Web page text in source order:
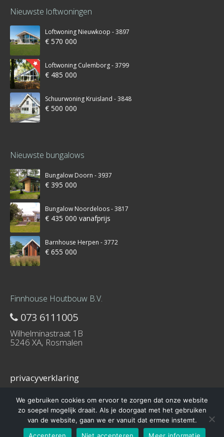
Nieuwste loftwoningen
Loftwoning Nieuwkoop - 3897
€ 570 000
Loftwoning Culemborg - 3799
€ 485 000
Schuurwoning Kruisland - 3848
€ 500 000
Nieuwste bungalows
Bungalow Doorn - 3937
€ 395 000
Bungalow Noordeloos - 3817
€ 435 000 vanafprijs
Barnhouse Herpen - 3772
€ 655 000
Finnhouse Houtbouw B.V.
073 6111005
Wilhelminastraat 1B
5246 XA, Rosmalen
privacyverklaring
© 2016 – Schuurwoning-bouwen.nl is onderdeel van Finnhouse.nl
We gebruiken cookies om ervoor te zorgen dat onze website
zo soepel mogelijk draait. Als je doorgaat met het gebruiken
van de website, gaan we er vanuit dat ermee instemt.
Accepteren
Niet accepteren Meer informatie